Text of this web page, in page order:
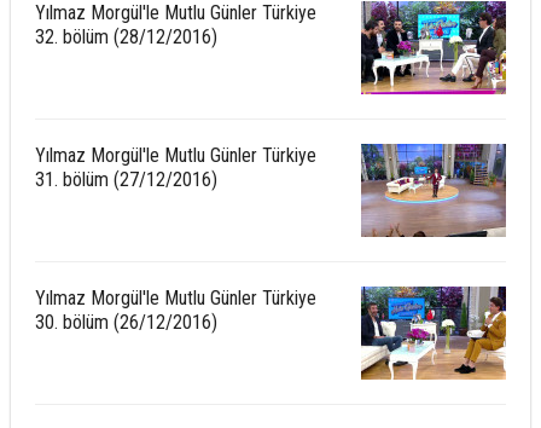
Yılmaz Morgül'le Mutlu Günler Türkiye
32. bölüm (28/12/2016)
Yılmaz Morgül'le Mutlu Günler Türkiye
31. bölüm (27/12/2016)
Yılmaz Morgül'le Mutlu Günler Türkiye
30. bölüm (26/12/2016)